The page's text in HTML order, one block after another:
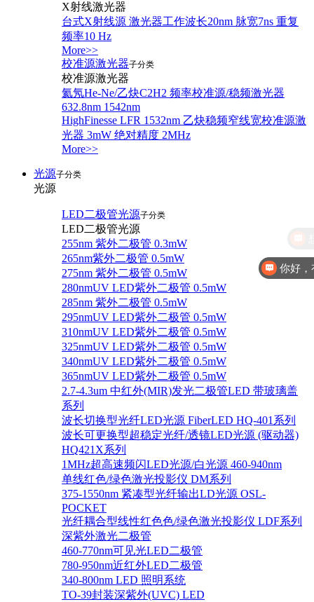
X射线激光器
台式X射线源 激光器工作波长20nm 脉宽7ns 重复
频率10 Hz
More>>
校准源激光器子分类
校准源激光器
氦氖He-Ne/乙炔C2H2 频率校准源/稳频激光器
632.8nm 1542nm
HighFinesse LFR 1532nm 乙炔稳频窄线宽校准源激
光器 3mW 绝对精度 2MHz
More>>
光源子分类
光源
LED二极管光源子分类
LED二极管光源
255nm 紫外二极管 0.3mW
265nm紫外二极管 0.5mW
275nm 紫外二极管 0.5mW
280nmUV LED紫外二极管 0.5mW
285nm 紫外二极管 0.5mW
295nmUV LED紫外二极管 0.5mW
310nmUV LED紫外二极管 0.5mW
325nmUV LED紫外二极管 0.5mW
340nmUV LED紫外二极管 0.5mW
365nmUV LED紫外二极管 0.5mW
2.7-4.3um 中红外(MIR)发光二极管LED 带玻璃盖
系列
波长切换型光纤LED光源 FiberLED HQ-401系列
波长可更换型超稳定光纤/透镜LED光源 (驱动器)
HQ421X系列
1MHz超高速频闪LED光源/白光源 460-940nm
单线红色/绿色激光投影仪 DM系列
375-1550nm 紧凑型光纤输出LD光源 OSL-
POCKET
光纤耦合型线性红色色/绿色激光投影仪 LDF系列
深紫外激光二极管
460-770nm可见光LED二极管
780-950nm近红外LED二极管
340-800nm LED 照明系统
TO-39封装深紫外(UVC) LED
你好，